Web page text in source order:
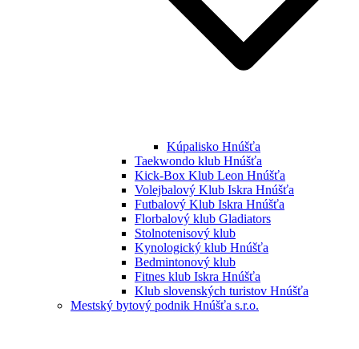
Kúpalisko Hnúšťa
Taekwondo klub Hnúšťa
Kick-Box Klub Leon Hnúšťa
Volejbalový Klub Iskra Hnúšťa
Futbalový Klub Iskra Hnúšťa
Florbalový klub Gladiators
Stolnotenisový klub
Kynologický klub Hnúšťa
Bedmintonový klub
Fitnes klub Iskra Hnúšťa
Klub slovenských turistov Hnúšťa
Mestský bytový podnik Hnúšťa s.r.o.